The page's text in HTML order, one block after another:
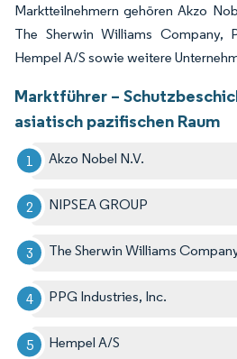
Marktteilnehmern gehören Akzo
The Sherwin Williams Company,
Hempel A/S sowie weitere
Marktführer –
asiatisch pazifischen Raum
Akzo Nobel N.V.
NIPSEA GROUP
The Sherwin Williams
PPG Industries, Inc.
Hempel A/S